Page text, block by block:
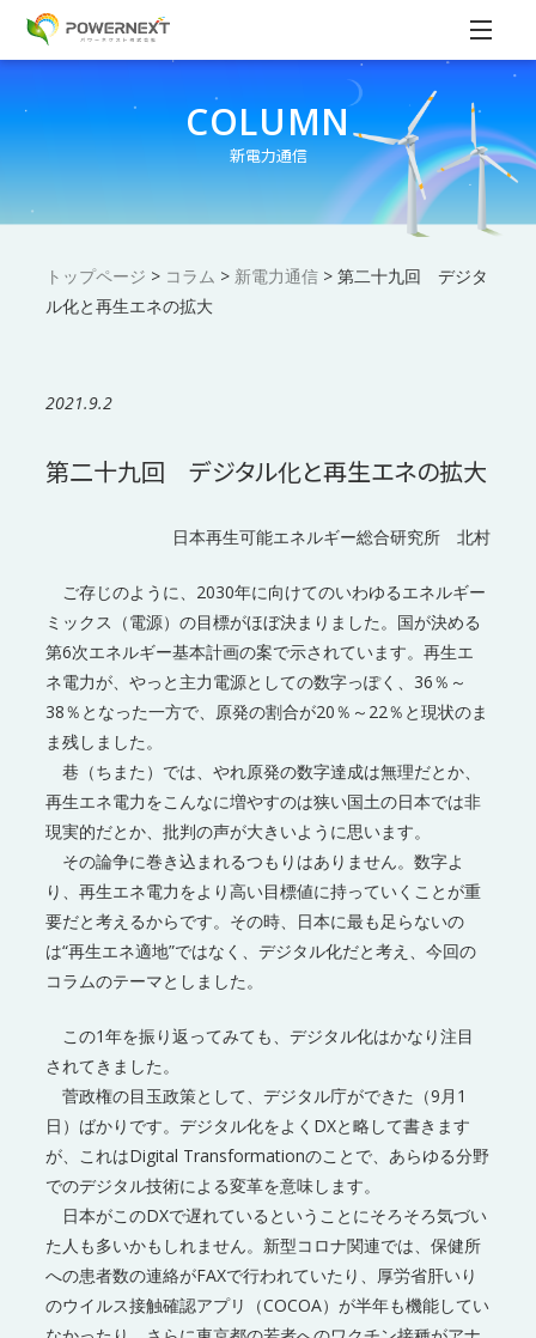
COLUMN
新電力通信
トップページ > コラム > 新電力通信 >第二十九回 デジタ
ル化と再生エネの拡大
2021.9.2
第二十九回 デジタル化と再生エネの拡大
日本再生可能エネルギー総合研究所 北村
ご存じのように、2030年に向けてのいわゆるエネルギー
ミックス（電源）の目標がほぼ決まりました。国が決める
第6次エネルギー基本計画の案で示されています。再生エ
ネ電力が、やっと主力電源としての数字っぽく、36％～
38％となった一方で、原発の割合が20％～22％と現状のま
ま残しました。
巷（ちまた）では、やれ原発の数字達成は無理だとか、
再生エネ電力をこんなに増やすのは狭い国土の日本では非
現実的だとか、批判の声が大きいように思います。
その論争に巻き込まれるつもりはありません。数字よ
り、再生エネ電力をより高い目標値に持っていくことが重
要だと考えるからです。その時、日本に最も足らないの
は“再生エネ適地”ではなく、デジタル化だと考え、今回の
コラムのテーマとしました。
この1年を振り返ってみても、デジタル化はかなり注目
されてきました。
菅政権の目玉政策として、デジタル庁ができた（9月1
日）ばかりです。デジタル化をよくDXと略して書きます
が、これはDigital Transformationのことで、あらゆる分野
でのデジタル技術による変革を意味します。
日本がこのDXで遅れているということにそろそろ気づい
た人も多いかもしれません。新型コロナ関連では、保健所
への患者数の連絡がFAXで行われていたり、厚労省肝いり
のウイルス接触確認アプリ（COCOA）が半年も機能してい